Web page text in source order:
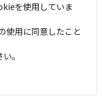
を使用していま
使用に同意したこと
。